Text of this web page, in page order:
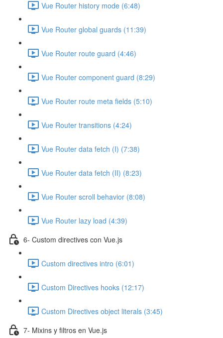
Vue Router history mode (6:48)
Vue Router global guards (11:39)
Vue Router route guard (4:46)
Vue Router component guard (8:29)
Vue Router route meta fields (5:10)
Vue Router transitions (4:24)
Vue Router data fetch (I) (7:38)
Vue Router data fetch (II) (8:23)
Vue Router scroll behavior (8:08)
Vue Router lazy load (4:39)
6- Custom directives con Vue.js
Custom directives intro (6:01)
Custom Directives hooks (12:17)
Custom Directives object literals (3:45)
7- Mixins y filtros en Vue.js